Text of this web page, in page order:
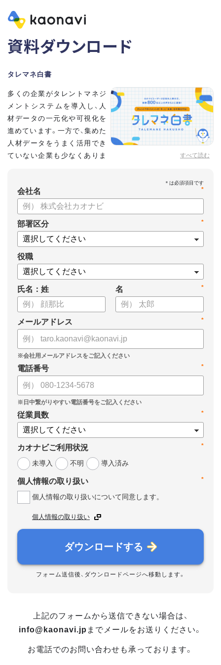
資料ダウンロード
タレマネ白書
すべて読む
多くの企業がタレントマネジ
メントシステムを導入し、人
材データの一元化や可視化を
進めています。一方で、集めた
人材データをうまく活用でき
ていない企業も少なくありま
こうした実情をふまえ、システム導入有無に留まらず、活用状
況や成果を明らかにすべく調査いたしました。
【資料の内容】
・タレントマネジメント推進の事業戦略貢献度
・タレントマネジメントシステム導入の手応え
・人事担当者以外でのカオナビ利用比率
これからのタレントマネジメントが目指すべき指針の参考と
して、ぜひお役立てください。
*
会社名
*
部署区分
役職
氏名：姓 *
名
*
メールアドレス
*
電話番号
*
従業員数
*
カオナビご利用状況
未導入
不明 導入済み
*
個人情報の取り扱い
個人情報の取り扱いについて同意します。
個人情報の取り扱い
ダウンロードする
フォーム送信後、ダウンロードページへ移動します。
上記のフォームから送信できない場合は、
info@kaonavi.jp までメールをお送りください。
お電話でのお問い合わせも承っております。